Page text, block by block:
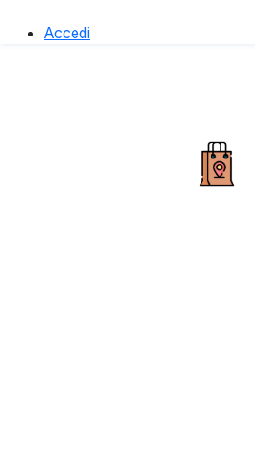
Accedi